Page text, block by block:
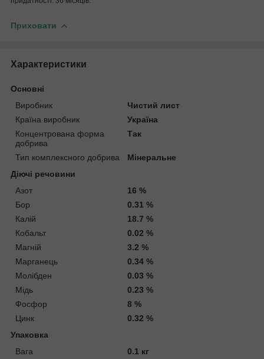
Приховати
Характеристики
Основні
Виробник
Чистий лист
Країна виробник
Україна
Концентрована форма
добрива
Так
Тип комплексного добрива
Мінеральне
Діючі речовини
Азот
16 %
Бор
0.31 %
Калій
18.7 %
Кобальт
0.02 %
Магній
3.2 %
Марганець
0.34 %
Молібден
0.03 %
Мідь
0.23 %
Фосфор
8 %
Цинк
0.32 %
Упаковка
Вага
0.1 кг